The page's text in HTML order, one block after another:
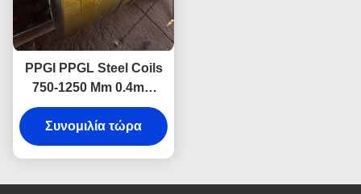
PPGI PPGL Steel Coils
750-1250 Mm 0.4mm
0.5mm Με Υπηρεσία
Κοπής
Συνομιλία τώρα